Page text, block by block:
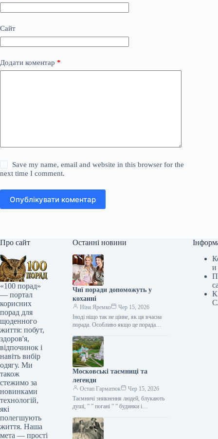
Сайт
Додати коментар *
Save my name, email and website in this browser for the
next time I comment.
Опублікувати коментар
Про сайт
«100 порад»
— портал
корисних
порад для
щоденного
життя: побут,
здоров'я,
відпочинок і
навіть вибір
одягу. Ми
також
стежимо за
новинками
технологій,
які
полегшують
життя. Наша
мета — прості
Останні новини
Чиї поради допоможуть у
коханні
Ніна Яремко
Чер 15, 2026
Іноді ніщо так не цінне, як ця вчасна
порада. Особливо якщо це порада
косметолога, тренера, стиліста…
Московські таємниці та
легенди
Остап Гарматюк
Чер 15, 2026
Таємничі зникнення людей, блукають
душі, ” ” погані ” ” будинки і
Щоб…
и